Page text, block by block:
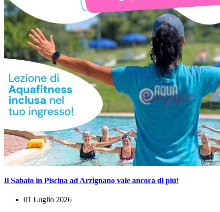
Il Sabato in Piscina ad Arzignano vale ancora di più!
01 Luglio 2026